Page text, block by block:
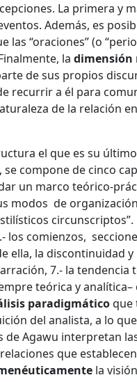
La primera y
Además, es
las “oraciones” (o
la
de sus propios
recurrir a él para
de la relación
el que es su
se compone de cinco
un marco teórico-
modos de
los comienzos,
ella, la discontinuidad
7.- la
teórica y
paradigmáticoque
del analista, a lo
Agawu interpretan
que
la